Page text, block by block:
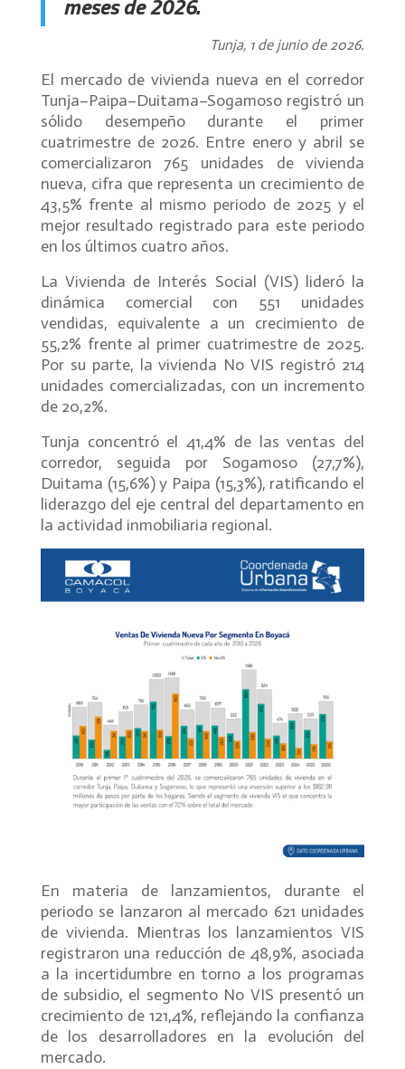
Tunja, 1 de junio de 2026.
El mercado de vivienda nueva en el corredor
Tunja–Paipa–Duitama–Sogamoso registró un
sólido desempeño durante el primer
cuatrimestre de 2026. Entre enero y abril se
comercializaron 765 unidades de vivienda
nueva, cifra que representa un crecimiento de
43,5% frente al mismo periodo de 2025 y el
mejor resultado registrado para este periodo
en los últimos cuatro años.
La Vivienda de Interés Social (VIS) lideró la
dinámica comercial con 551 unidades
vendidas, equivalente a un crecimiento de
55,2% frente al primer cuatrimestre de 2025.
Por su parte, la vivienda No VIS registró 214
unidades comercializadas, con un incremento
de 20,2%.
Tunja concentró el 41,4% de las ventas del
corredor, seguida por Sogamoso (27,7%),
Duitama (15,6%) y Paipa (15,3%), ratificando el
liderazgo del eje central del departamento en
la actividad inmobiliaria regional.
En materia de lanzamientos, durante el
periodo se lanzaron al mercado 621 unidades
de vivienda. Mientras los lanzamientos VIS
registraron una reducción de 48,9%, asociada
a la incertidumbre en torno a los programas
de subsidio, el segmento No VIS presentó un
crecimiento de 121,4%, reflejando la confianza
de los desarrolladores en la evolución del
mercado.